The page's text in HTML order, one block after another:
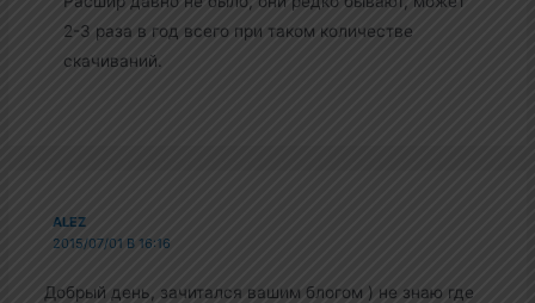
2-3 раза в год всего при таком количестве
скачиваний.
ALEZ
2015/07/01 В 16:16
Добрый день, зачитался вашим блогом ) не знаю где